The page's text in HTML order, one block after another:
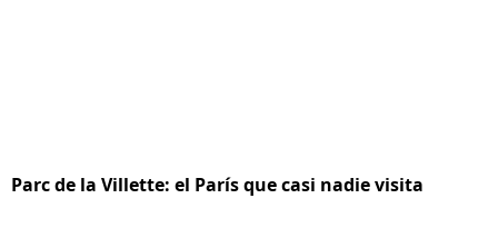
Parc de la Villette: el París que casi nadie visita